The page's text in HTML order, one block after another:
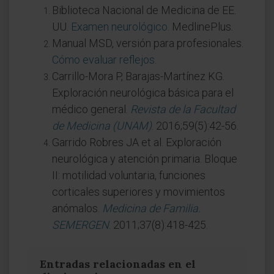
Biblioteca Nacional de Medicina de EE.
UU. Examen neurológico . MedlinePlus.
Manual MSD, versión para profesionales.
Cómo evaluar reflejos
Carrillo-Mora P, Barajas-Martínez KG.
Exploración neurológica básica para el
médico general. Revista de la Facultad
de Medicina (UNAM) . 2016;59(5):42-56.
Garrido Robres JA et al. Exploración
neurológica y atención primaria. Bloque
II: motilidad voluntaria, funciones
corticales superiores y movimientos
anómalos. Medicina de Familia.
SEMERGEN. 2011;37(8):418-425.
Entradas relacionadas en el